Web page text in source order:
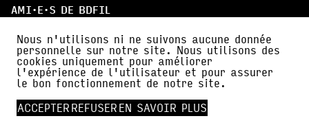
AMI·E·S DE BDFIL
INFOS PRATIQUES
ACTUALITÉS
PRESSE
FALC
Nous n'utilisons ni ne suivons aucune donnée
personnelle sur notre site. Nous utilisons des
cookies uniquement pour améliorer
l'expérience de l'utilisateur et pour assurer
le bon fonctionnement de notre site.
ACCEPTERREFUSEREN SAVOIR PLUS